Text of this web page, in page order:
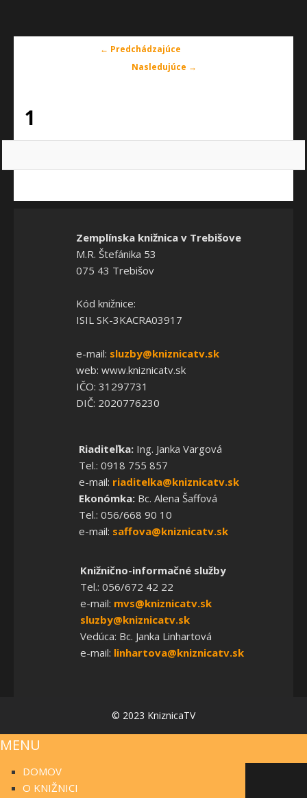
Navigácia
← Predchádzajúce
Nasledujúce →
1
Zemplínska knižnica v Trebišove
M.R. Štefánika 53
075 43 Trebišov
Kód knižnice:
ISIL SK-3KACRA03917
e-mail: sluzby@kniznicatv.sk
web: www.kniznicatv.sk
IČO: 31297731
DIČ: 2020776230
Riaditeľka:Ing. Janka Vargová
Tel.: 0918 755 857
e-mail: riaditelka@kniznicatv.sk
Ekonómka:Bc. Alena Šaffová
Tel.: 056/668 90 10
e-mail: saffova@kniznicatv.sk
Knižnično-informačné služby
Tel.: 056/672 42 22
e-mail: mvs@kniznicatv.sk
sluzby@kniznicatv.sk
Vedúca: Bc. Janka Linhartová
e-mail: linhartova@kniznicatv.sk
© 2023 KniznicaTV
MENU
DOMOV
O KNIŽNICI